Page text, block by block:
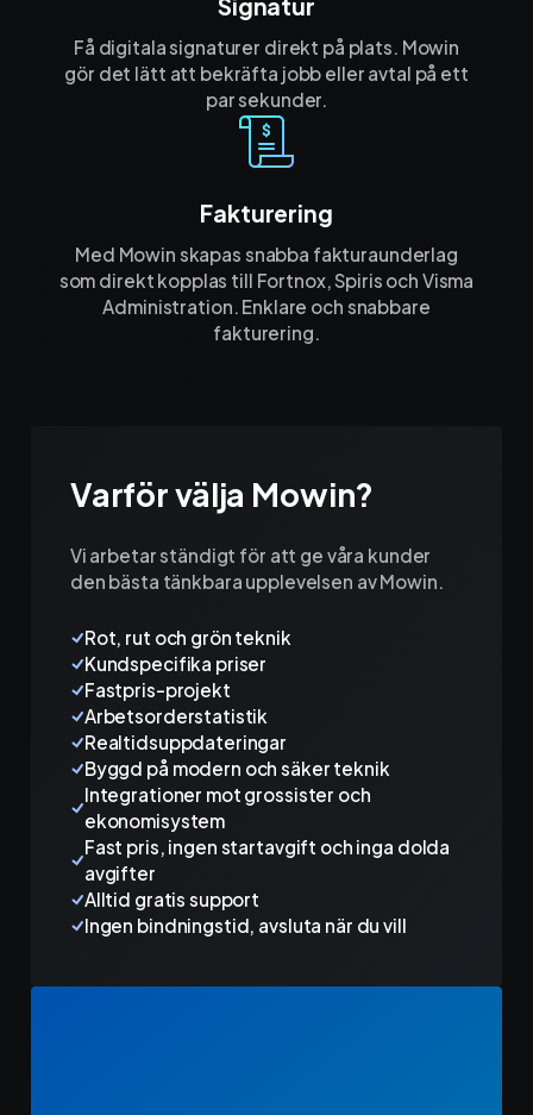
Signatur
Få digitala signaturer direkt på plats. Mowin
gör det lätt att bekräfta jobb eller avtal på ett
par sekunder.
Fakturering
Med Mowin skapas snabba fakturaunderlag
som direkt kopplas till Fortnox, Spiris och Visma
Administration. Enklare och snabbare
fakturering.
Varför välja Mowin?
Vi arbetar ständigt för att ge våra kunder
den bästa tänkbara upplevelsen av Mowin.
Rot, rut och grön teknik
Kundspecifika priser
Fastpris-projekt
Arbetsorderstatistik
Realtidsuppdateringar
Byggd på modern och säker teknik
Integrationer mot grossister och
ekonomisystem
Fast pris, ingen startavgift och inga dolda
avgifter
Alltid gratis support
Ingen bindningstid, avsluta när du vill